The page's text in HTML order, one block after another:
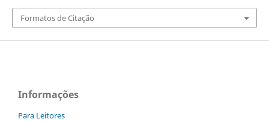
Formatos de Citação
Informações
Para Leitores